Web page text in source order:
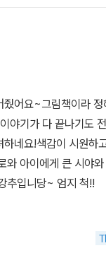
분수가 있어요. 숲
려면 밥뿐 아니라 바람
있어야 해요. 아이들은
쉼터이자 놀이터가 됩
있어요. 마음껏 뛰면
수 있습니다. 그런데
는 분수는 그냥 분수
요? 그림책 《파란 분
아이가 늘 꿈을 꾸
. 말 한 마디 없이 오
없을 만합니다. 아이
해요. 겉으로 보기에
어요~그림책이라
야기가 다 끝나기도
네요!색감이 시원하
와 아이에게 큰 시야
추입니당~ 엄지 척!!